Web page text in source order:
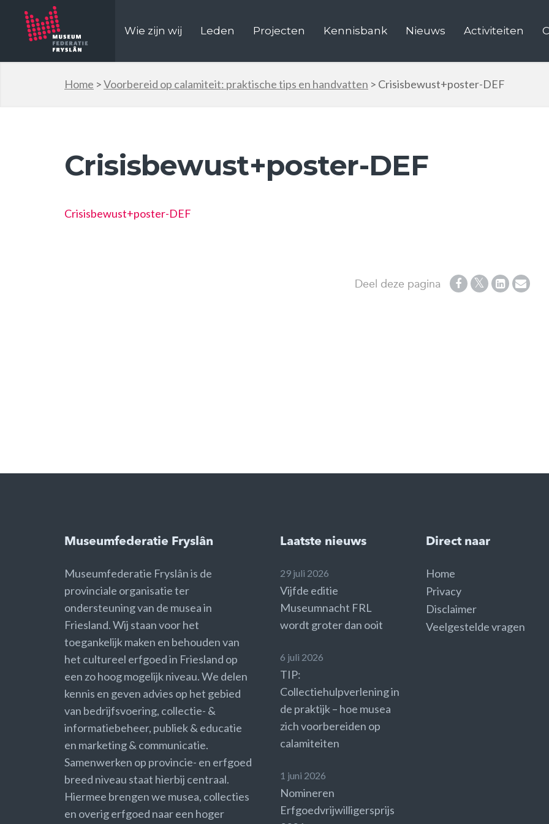
Wie zijn wij Leden Projecten Kennisbank Nieuws Activiteiten
Home >Voorbereid op calamiteit: praktische tips en handvatten > Crisisbewust+poster-DEF
Crisisbewust+poster-DEF
Crisisbewust+poster-DEF
Deel deze pagina
Museumfederatie Fryslân
Museumfederatie Fryslân is de
provinciale organisatie ter
ondersteuning van de musea in
Friesland. Wij staan voor het
toegankelijk maken en behouden van
het cultureel erfgoed in Friesland op
een zo hoog mogelijk niveau. We delen
kennis en geven advies op het gebied
van bedrijfsvoering, collectie- &
informatiebeheer, publiek & educatie
en marketing & communicatie.
Samenwerken op provincie- en erfgoed
breed niveau staat hierbij centraal.
Hiermee brengen we musea, collecties
en overig erfgoed naar een hoger
Laatste nieuws
29 juli 2026
Vijfde editie
Museumnacht FRL
wordt groter dan ooit
6 juli 2026
TIP:
Collectiehulpverlening in
de praktijk – hoe musea
zich voorbereiden op
calamiteiten
1 juni 2026
Nomineren
Erfgoedvrijwilligersprijs
Direct naar
Home
Privacy
Disclaimer
Veelgestelde vragen